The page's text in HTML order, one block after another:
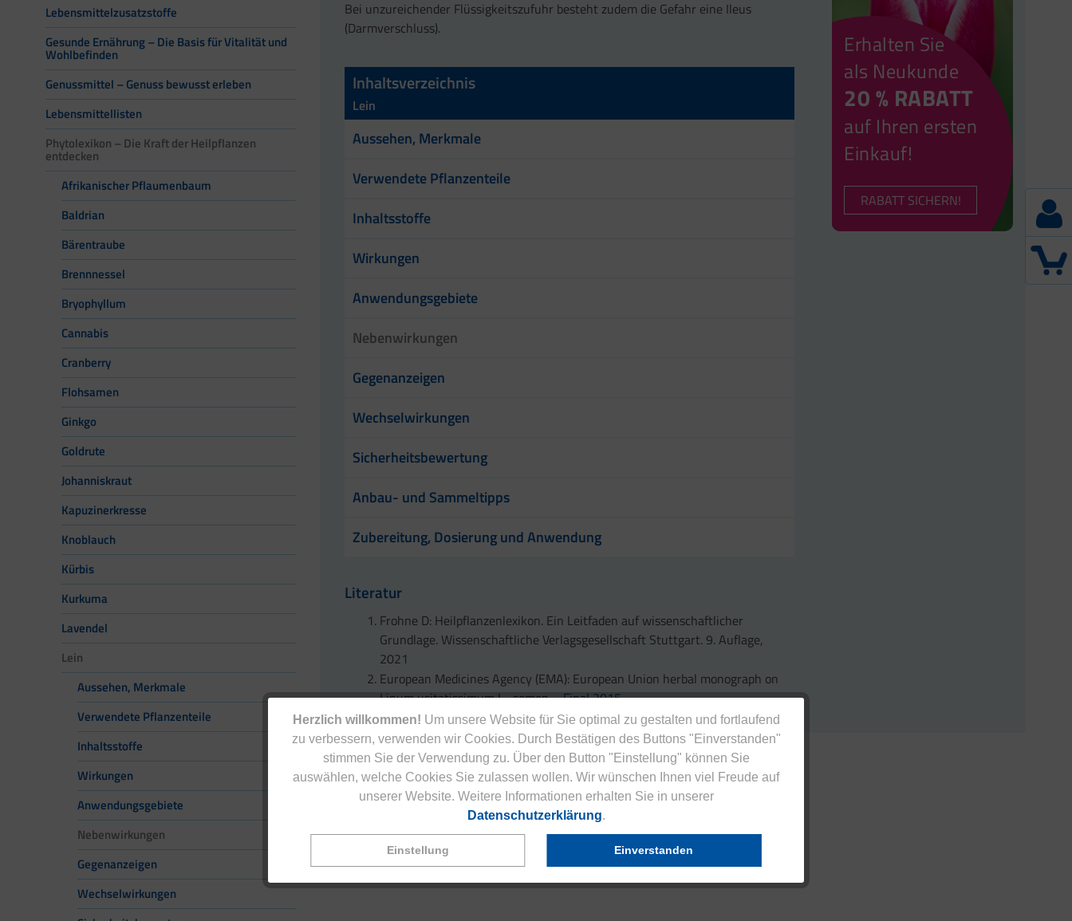
Herzlich willkommen! Um unsere Website für Sie optimal zu gestalten und fortlaufend
zu verbessern, verwenden wir Cookies. Durch Bestätigen des Buttons "Einverstanden"
stimmen Sie der Verwendung zu. Über den Button "Einstellung" können Sie
auswählen, welche Cookies Sie zulassen wollen. Wir wünschen Ihnen viel Freude auf
unserer Website. Weitere Informationen erhalten Sie in unserer
Datenschutzerklärung.
Einstellung Einverstanden
Lebensmittelzusatzstoffe
Gesunde Ernährung – Die Basis für Vitalität und
Wohlbefinden
Genussmittel – Genuss bewusst erleben
Lebensmittellisten
Phytolexikon – Die Kraft der Heilpflanzen
entdecken
Afrikanischer Pflaumenbaum
Baldrian
Bärentraube
Brennnessel
Bryophyllum
Cannabis
Cranberry
Flohsamen
Ginkgo
Goldrute
Johanniskraut
Kapuzinerkresse
Knoblauch
Kürbis
Kurkuma
Lavendel
Lein
Aussehen, Merkmale
Verwendete Pflanzenteile
Inhaltsstoffe
Wirkungen
Anwendungsgebiete
Nebenwirkungen
Gegenanzeigen
Wechselwirkungen
Bei unzureichender Flüssigkeitszufuhr besteht zudem die Gefahr eine Ileus
(Darmverschluss).
Inhaltsverzeichnis
Lein
Aussehen, Merkmale
Verwendete Pflanzenteile
Inhaltsstoffe
Wirkungen
Anwendungsgebiete
Nebenwirkungen
Gegenanzeigen
Wechselwirkungen
Sicherheitsbewertung
Anbau- und Sammeltipps
Zubereitung, Dosierung und Anwendung
Literatur
Frohne D: Heilpflanzenlexikon. Ein Leitfaden auf wissenschaftlicher
Grundlage. Wissenschaftliche Verlagsgesellschaft Stuttgart. 9. Auflage,
2021
European Medicines Agency (EMA): European Union herbal monograph on
Linum usitatissimum L., semen –Final 2015
Erhalten Sie
als Neukunde
20 % RABATT
auf Ihren ersten
Einkauf!
RABATT SICHERN!